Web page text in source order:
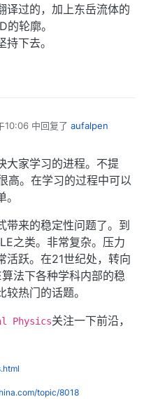
译过的，加上东岳流体的
轮廓。
下去。
10:06中回复了 aufalpen
大家学习的进程。不提
高。在学习的过程中可以
带来的稳定性问题了。到
之类。非常复杂。压力
活跃。在21世纪处，转向
法下各种学科内部的稳
热门的话题。
Physics关注一下前沿，
topic/8018